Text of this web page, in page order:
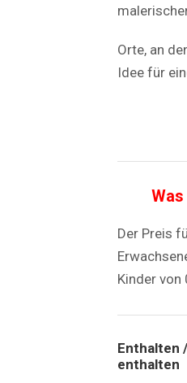
Orte, an
Idee für
Der Preis
Kinder von
Enthalten
enthalten